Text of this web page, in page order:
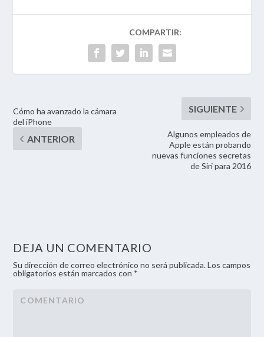
Cómo ha avanzado la cámara
del iPhone
Algunos empleados de
Apple están probando
nuevas funciones secretas
de Siri para 2016
DEJA UN COMENTARIO
Su dirección de correo electrónico no será publicada. Los campos
obligatorios están marcados con *